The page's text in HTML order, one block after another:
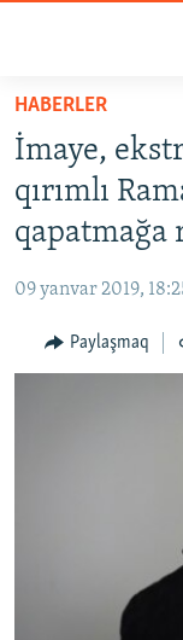
Esas
mündericege
qaytmaq
Baş
navigatsiyağa
qaytmaq
Qıdıruvğa
qaytmaq
SİYASET
İQTİSADİYAT
MEDENİYET
İNSAN AQLARI
Українською
HABERLER
İmaye,
qırımlı
qapatmağa
09 yanvar 2019,
Paylaşmaq